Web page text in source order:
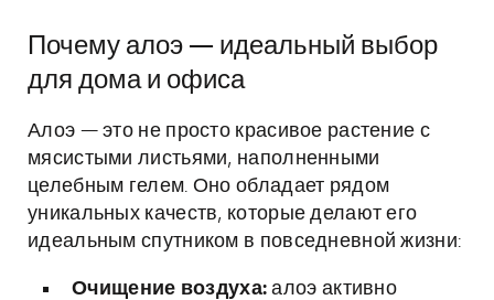
Почему алоэ — идеальный выбор
для дома и офиса
Алоэ — это не просто красивое растение с
мясистыми листьями, наполненными
целебным гелем. Оно обладает рядом
уникальных качеств, которые делают его
идеальным спутником в повседневной жизни:
Очищение воздуха: алоэ активно